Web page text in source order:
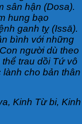
sân hận (Dosa).
hung bạo
ganh tỵ (Issā).
bình với những
người dù theo
trau dồi Tứ vô
cho bản thân
Kinh Từ bi, Kinh